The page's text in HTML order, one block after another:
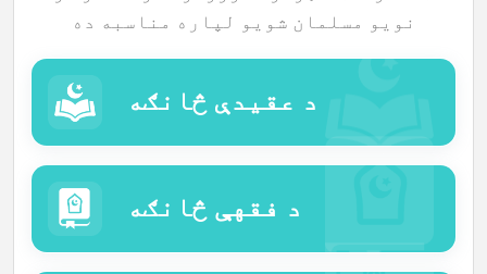
نويو مسلمان شویو لپاره مناسبه ده
د عقیدې څانګه
د فقهې څانګه